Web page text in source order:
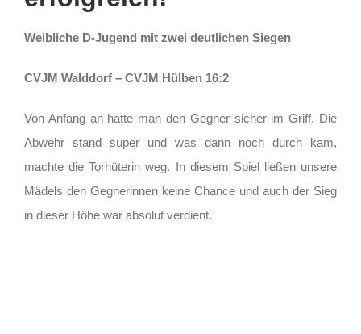
Weibliche D-Jugend mit zwei deutlichen Siegen
CVJM Walddorf – CVJM Hülben 16:2
Von Anfang an hatte man den Gegner sicher im Griff. Die
Abwehr stand super und was dann noch durch kam,
machte die Torhüterin weg. In diesem Spiel ließen unsere
Mädels den Gegnerinnen keine Chance und auch der Sieg
in dieser Höhe war absolut verdient.